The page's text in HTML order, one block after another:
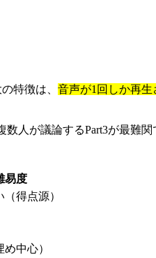
特徴は、 音声が1回しか再生
人が議論するPart3が最難関
易度
得点源）
中心）